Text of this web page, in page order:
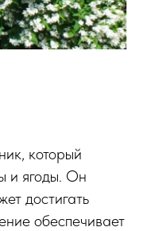
который
и ягоды. Он
достигать
обеспечивает